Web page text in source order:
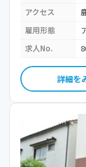
アクセス
雇用形態
求人No.
詳細を